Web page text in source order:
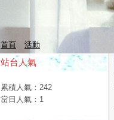
首頁 活動
站台人氣
累積人氣： 242
當日人氣： 1